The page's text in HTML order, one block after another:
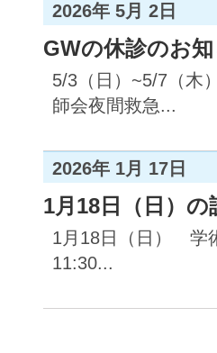
2026年 5月 2日
GWの休診のお
5/3（日）~5/7（木
師会夜間救急...
2026年 1月 17日
1月18日（日）の
1月18日（日） 学
11:30...